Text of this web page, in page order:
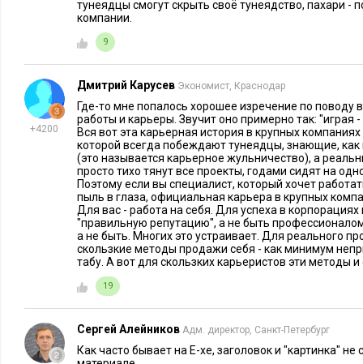
Давайте сделаем так, чтобы про
Думаю, наша
Почему партнеры не упоминаютнашикейсы в своей
Здесь полезно выйти за рамки банальностей вроде «наша
команда». Такие выражения уже стали нарицательными,
Зато если приобщиться через «мы» к тому, что явно
ответственности, предполагаемых интересов — это
человек прикипел, радеет за компанию. Такого надо
6. Станьте незаменимым
В идеале надо стать уникальным специалистом,
и все остальное, это не обязательно оценивается по
Обычные люди сторонятся сложных и особенно
Карьеристы хватаются за них!
тунеядцы смогут скрыть своё тунеядство, пахари -
компании.
9
+4200
Дмитрий Карусев Экономист, Краснодар
Где-то мне попалось хорошее изречение по поводу
работы и карьеры. Звучит оно примерно так: "играя
Вся вот эта карьерная история в крупных компаниях
которой всегда побеждают тунеядцы, знающие,
(это называется карьерное жульничество), а
просто тихо тянут все проекты, годами сидят на
Поэтому если вы специалист, который хочет
пыль в глаза, официальная карьера в крупных
Для вас - работа на себя. Для успеха в
"правильную репутацию", а не быть
а не быть. Многих это устраивает. Для реального
скользкие методы продажи себя - как минимум
табу. А вот для скользких карьеристов эти методы и
19
Сергей Алейников Адм. директор, Санкт-Петербург
Как часто бывает на Е-хе, заголовок и "картинка"